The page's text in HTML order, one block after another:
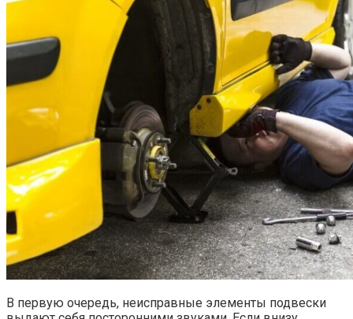
В первую очередь, неисправные элементы подвески